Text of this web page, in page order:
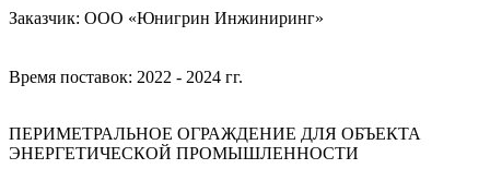
Заказчик: ООО «Юнигрин Инжиниринг»
Время поставок: 2022 - 2024 гг.
ПЕРИМЕТРАЛЬНОЕ ОГРАЖДЕНИЕ ДЛЯ ОБЪЕКТА
ЭНЕРГЕТИЧЕСКОЙ ПРОМЫШЛЕННОСТИ